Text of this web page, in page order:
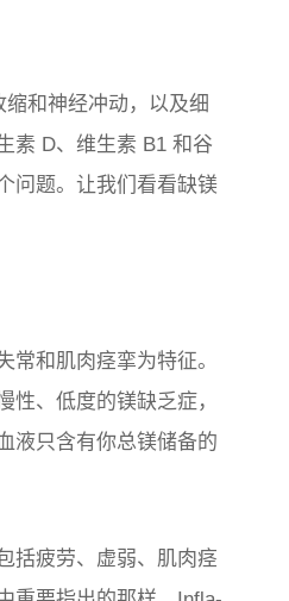
和神经冲动，以及细
素 D、维生素 B1 和谷
问题。让我们看看缺镁
和肌肉痉挛为特征。
、低度的镁缺乏症，
液只含有你总镁储备的
括疲劳、虚弱、肌肉痉